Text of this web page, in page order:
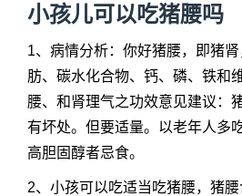
小孩儿可以吃猪腰吗
1、病情分析：你好猪腰，即猪
肪、碳水化合物、钙、磷、铁和
腰、和肾理气之功效意见建议：
有坏处。但要适量。以老年人多
高胆固醇者忌食。
2、小孩可以吃适当吃猪腰，猪腰